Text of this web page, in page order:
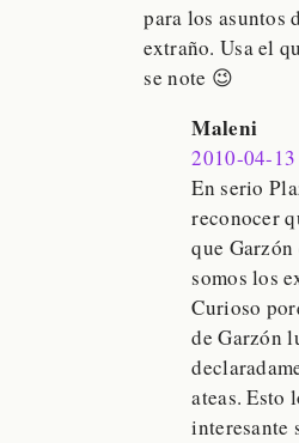
para los asuntos
extraño. Usa el
se note 😉
Maleni
2010-04-
En serio
reconocer
que
somos los
Curioso
de Garzón
ateas. Esto
interesante